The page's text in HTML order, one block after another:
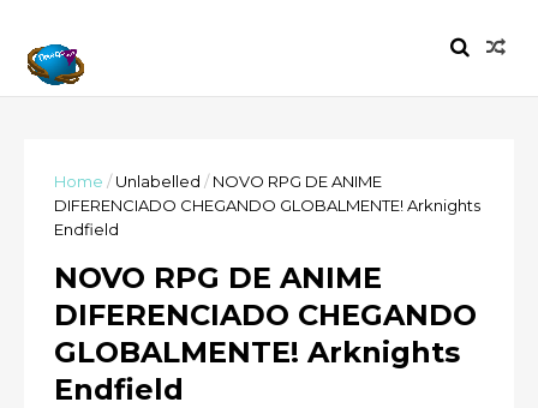
Home /Unlabelled / NOVO RPG DE ANIME
DIFERENCIADO CHEGANDO GLOBALMENTE! Arknights
Endfield
NOVO RPG DE ANIME
DIFERENCIADO CHEGANDO
GLOBALMENTE! Arknights
Endfield